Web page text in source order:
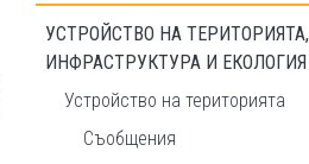
УСТРОЙСТВО НА ТЕРИТОРИЯТА,
ИНФРАСТРУКТУРА И ЕКОЛОГИЯ
Устройство на територията
Съобщения